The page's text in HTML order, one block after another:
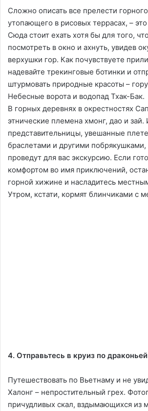
Сложно описать все прелести
утопающего в рисовых террасах, –
Сюда стоит ехать хотя бы для того,
посмотреть в окно и ахнуть, увидев
верхушки гор. Как почувствуете
надевайте трекинговые ботинки и
штурмовать природные красоты –
Небесные ворота и водопад Тхак-Бак.
В горных деревнях в окрестностях
этнические племена хмонг, дао и зай.
представительницы, увешанные
браслетами и другими побрякушками,
проведут для вас экскурсию. Если
комфортом во имя приключений,
горной хижине и насладитесь
Утром, кстати, кормят блинчиками с
4. Отправьтесь в круиз по
Путешествовать по Вьетнаму и не
Халонг – непростительный грех.
причудливых скал, вздымающихся из